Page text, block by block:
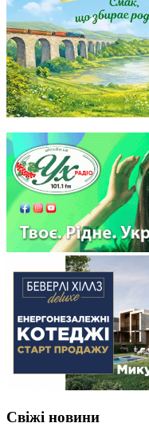
Свіжі новини